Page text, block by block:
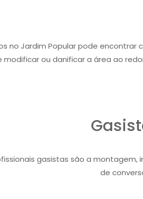
no Jardim Popular pode
modificar ou danificar a área ao
gasistas são a
de